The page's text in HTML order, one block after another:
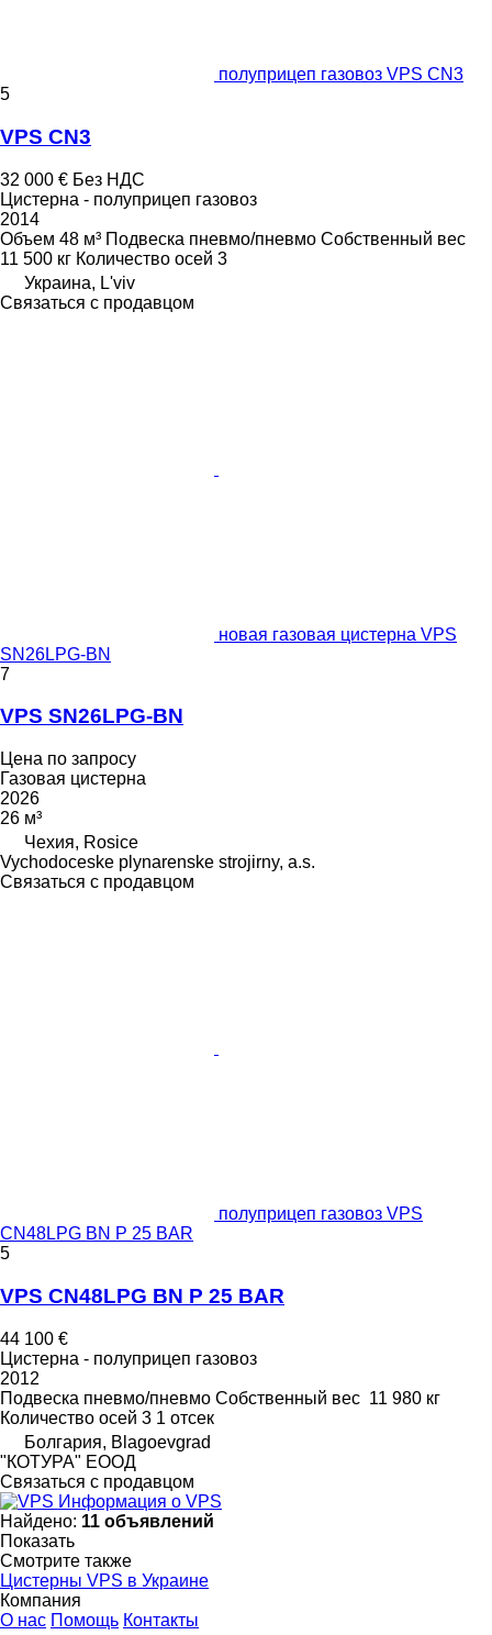
полуприцеп газовоз VPS CN3
5
VPS CN3
32 000 € Без НДС
Цистерна - полуприцеп газовоз
2014
Объем 48 м³ Подвеска пневмо/пневмо Собственный вес
11 500 кг Количество осей 3
Украина, L'viv
Связаться с продавцом
новая газовая цистерна VPS
SN26LPG-BN
7
VPS SN26LPG-BN
Цена по запросу
Газовая цистерна
2026
26 м³
Чехия, Rosice
Vychodoceske plynarenske strojirny, a.s.
Связаться с продавцом
полуприцеп газовоз VPS
CN48LPG BN P 25 BAR
5
VPS CN48LPG BN P 25 BAR
44 100 €
Цистерна - полуприцеп газовоз
2012
Подвеска пневмо/пневмо Собственный вес 11 980 кг
Количество осей 3 1 отсек
Болгария, Blagoevgrad
"КОТУРА" ЕООД
Связаться с продавцом
Информация о VPS
Найдено: 11 объявлений
Показать
Смотрите также
Цистерны VPS в Украине
Компания
О нас Помощь Контакты